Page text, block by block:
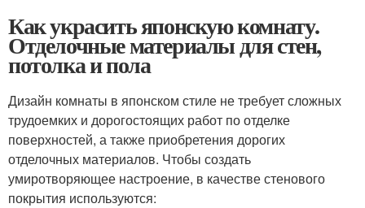
Как украсить японскую комнату.
Отделочные материалы для стен,
потолка и пола
Дизайн комнаты в японском стиле не требует сложных
трудоемких и дорогостоящих работ по отделке
поверхностей, а также приобретения дорогих
отделочных материалов. Чтобы создать
умиротворяющее настроение, в качестве стенового
покрытия используются: